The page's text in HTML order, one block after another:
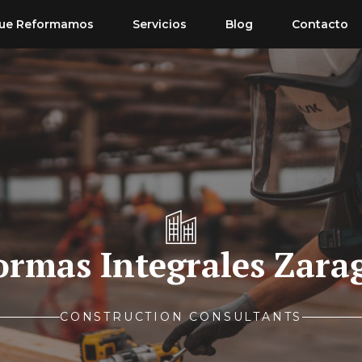
Reformamos Servicios Blog Contacto
Integrales
CONSTRUCTION CONSULTANTS